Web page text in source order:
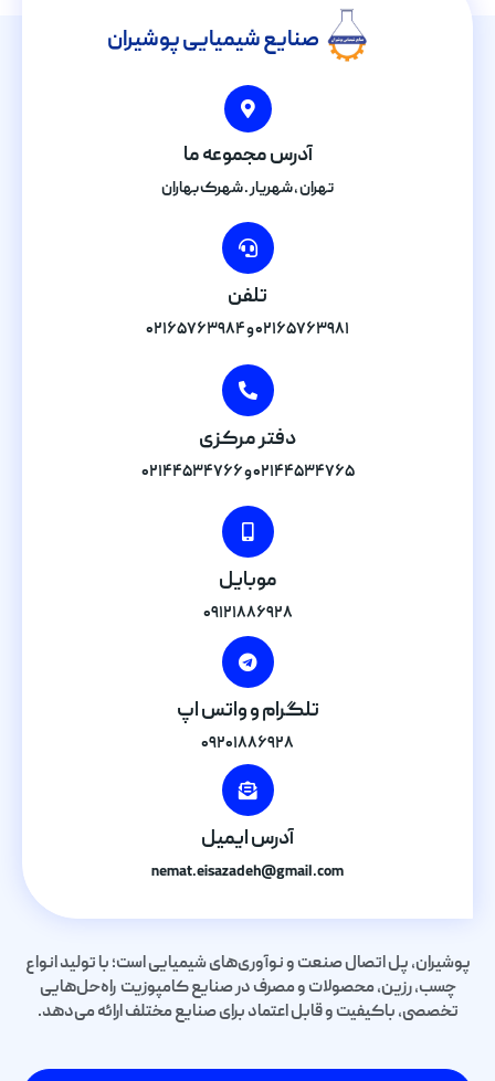
صنایع شیمیایی پوشیران
آدرس مجموعه ما
تهران , شهریار . شهرک بهاران
تلفن
۰۲۱۶۵۷۶۳۹۸۱ و ۰۲۱۶۵۷۶۳۹۸۴
دفتر مرکزی
۰۲۱۴۴۵۳۴۷۶۵ و ۰۲۱۴۴۵۳۴۷۶۶
موبایل
۰۹۱۲۱۸۸۶۹۲۸
تلگرام و واتس اپ
۰۹۲۰۱۸۸۶۹۲۸
آدرس ایمیل
nemat.eisazadeh@gmail.com
پوشیران، پل اتصال صنعت و نوآوری‌های شیمیایی است؛ با تولید انواع
چسب، رزین، محصولات و مصرف در صنایع کامپوزیت راه‌حل‌هایی
تخصصی، باکیفیت و قابل اعتماد برای صنایع مختلف ارائه می‌دهد.